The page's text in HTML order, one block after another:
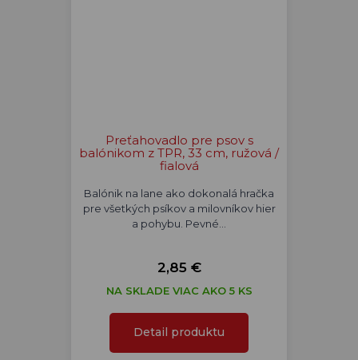
Preťahovadlo pre psov s
balónikom z TPR, 33 cm, ružová /
fialová
Balónik na lane ako dokonalá hračka
pre všetkých psíkov a milovníkov hier
a pohybu. Pevné…
2,85 €
NA SKLADE VIAC AKO 5 KS
Detail produktu